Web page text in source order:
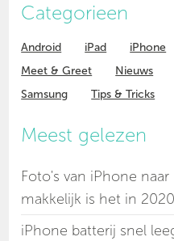
Categorieen
Android iPad iPhone
Meet & Greet
Nieuws
Samsung
Tips & Tricks
Meest gelezen
Foto's van iPhone
makkelijk is het in
iPhone batterij snel